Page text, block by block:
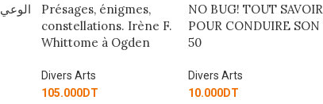
F.
NO BUG! TOUT SAVOIR
POUR CONDUIRE SON
50
Divers Arts
10.000DT
LE POUVOIR NARRATIF
DES INTERFACES
90.000DT